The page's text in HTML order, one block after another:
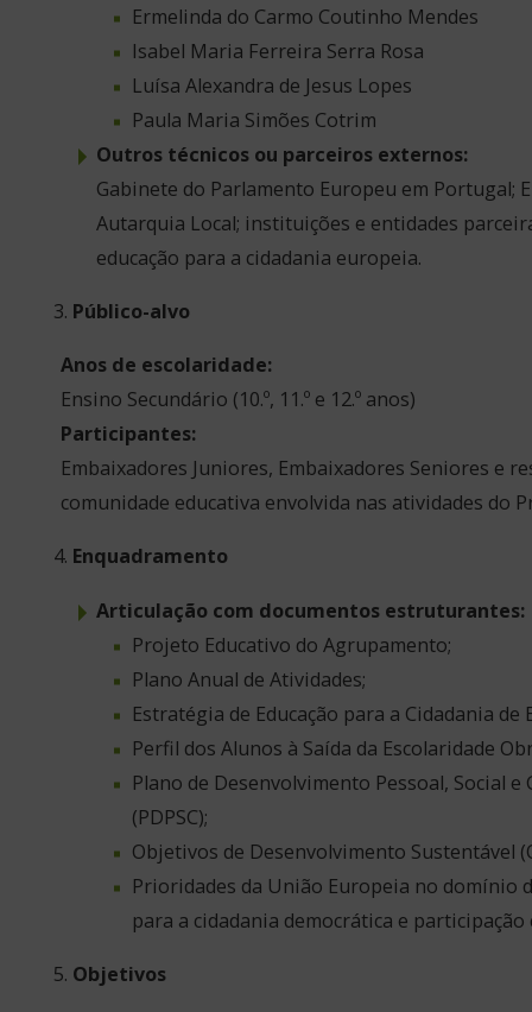
Ermelinda do Carmo Coutinho Mendes
Isabel Maria Ferreira Serra Rosa
Luísa Alexandra de Jesus Lopes
Paula Maria Simões Cotrim
Outros técnicos ou parceiros externos:
Gabinete do Parlamento Europeu em Portugal;
Autarquia Local; instituições e entidades
educação para a cidadania europeia.
Público-alvo
Anos de escolaridade:
Ensino Secundário (10.º, 11.º e 12.º anos)
Participantes:
Embaixadores Juniores, Embaixadores Seniores e
comunidade educativa envolvida nas atividades do
Enquadramento
Articulação com documentos estruturantes:
Projeto Educativo do Agrupamento;
Plano Anual de Atividades;
Estratégia de Educação para a Cidadania de
Perfil dos Alunos à Saída da Escolaridade
Plano de Desenvolvimento Pessoal, Social
(PDPSC);
Objetivos de Desenvolvimento Sustentável
Prioridades da União Europeia no domínio
para a cidadania democrática e participação
Objetivos